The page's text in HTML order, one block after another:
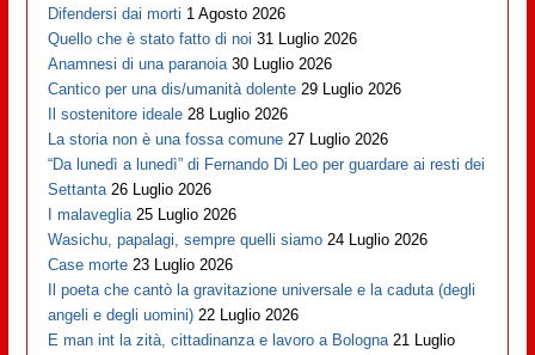
Difendersi dai morti 1 Agosto 2026
Quello che è stato fatto di noi 31 Luglio 2026
Anamnesi di una paranoia 30 Luglio 2026
Cantico per una dis/umanità dolente 29 Luglio 2026
Il sostenitore ideale 28 Luglio 2026
La storia non è una fossa comune 27 Luglio 2026
“Da lunedì a lunedì” di Fernando Di Leo per guardare ai resti dei
Settanta 26 Luglio 2026
I malaveglia 25 Luglio 2026
Wasichu, papalagi, sempre quelli siamo 24 Luglio 2026
Case morte 23 Luglio 2026
Il poeta che cantò la gravitazione universale e la caduta (degli
angeli e degli uomini) 22 Luglio 2026
E man int la zità, cittadinanza e lavoro a Bologna 21 Luglio